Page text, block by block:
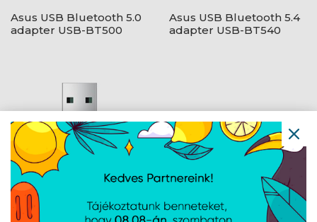
Asus USB Bluetooth 5.0
adapter USB-BT500
Asus USB Bluetooth 5.4
adapter USB-BT540